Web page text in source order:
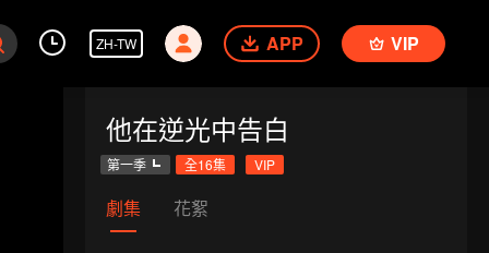
ZH-TW APP VIP
他在逆光中告白
第一季 全16集 VIP
劇集 花絮